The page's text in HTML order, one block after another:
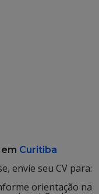
Curitiba
envie seu CV para:
orientação na